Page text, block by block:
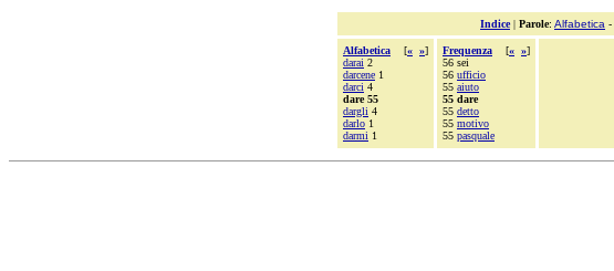
Indice| Parole: Alfabetica -
Alfabetica [« »]
darai 2
darcene 1
darci 4
dare 55
dargli 4
darlo 1
darmi 1
Frequenza [« »]
56 sei
56 ufficio
55 aiuto
55 dare
55 detto
55 motivo
55 pasquale